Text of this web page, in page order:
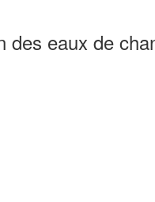
des eaux de